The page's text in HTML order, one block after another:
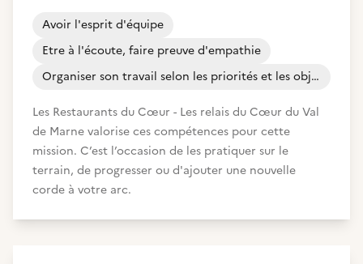
Avoir l'esprit d'équipe
Etre à l'écoute, faire preuve d'empathie
Organiser son travail selon les priorités et les objectifs
Les Restaurants du Cœur - Les relais du Cœur du Val
de Marne valorise ces compétences pour cette
mission. C’est l’occasion de les pratiquer sur le
terrain, de progresser ou d'ajouter une nouvelle
corde à votre arc.